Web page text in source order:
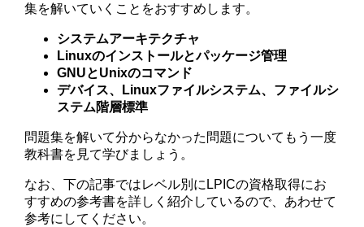
集を解いていくことをおすすめします。
システムアーキテクチャ
Linuxのインストールとパッケージ管理
GNUとUnixのコマンド
デバイス、Linuxファイルシステム、ファイルシ
ステム階層標準
問題集を解いて分からなかった問題についてもう一度
教科書を見て学びましょう。
なお、下の記事ではレベル別にLPICの資格取得にお
すすめの参考書を詳しく紹介しているので、あわせて
参考にしてください。